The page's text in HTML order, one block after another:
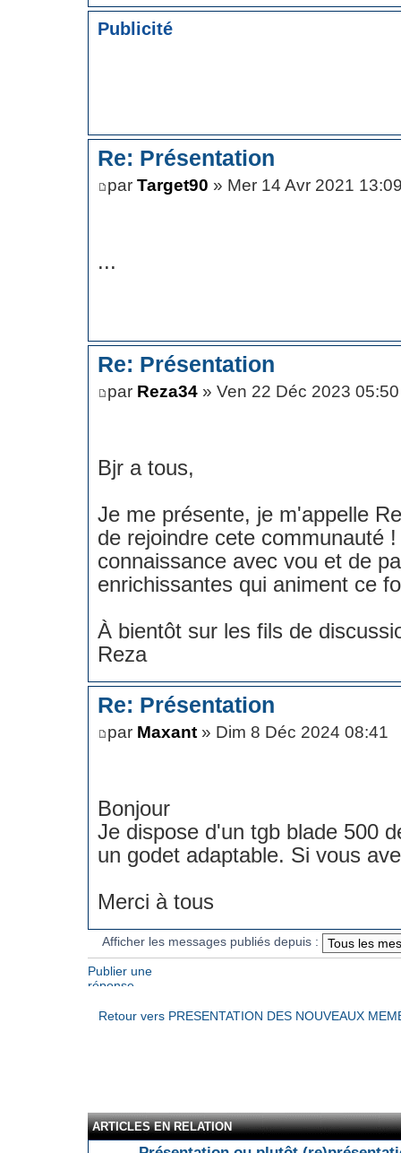
Publicité
Re: Présentation
par Target90 » Mer 14 Avr 2021
...
Re: Présentation
par Reza34 » Ven 22 Déc 2023 05:50
Bjr a tous,
Je me présente, je m'appelle
de rejoindre cete communauté
connaissance avec vou et de
enrichissantes qui animent ce
À bientôt sur les fils de
Reza
Re: Présentation
par Maxant » Dim 8 Déc 2024 08:41
Bonjour
Je dispose d'un tgb blade 500
un godet adaptable. Si vous
Merci à tous
Afficher les messages publiés depuis :
Publier une
réponse
Retour vers PRESENTATION DES NOUVEAUX
ARTICLES EN RELATION